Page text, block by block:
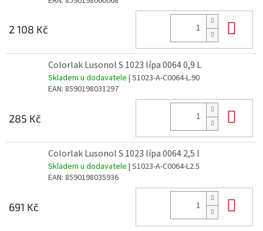
2 108 Kč
Colorlak Lusonol S 1023 lípa 0064 0,9 L
Skladem u dodavatele | S1023-A-C0064-L.90
EAN: 8590198031297
285 Kč
Colorlak Lusonol S 1023 lípa 0064 2,5 l
Skladem u dodavatele | S1023-A-C0064-L2.5
EAN: 8590198035936
691 Kč